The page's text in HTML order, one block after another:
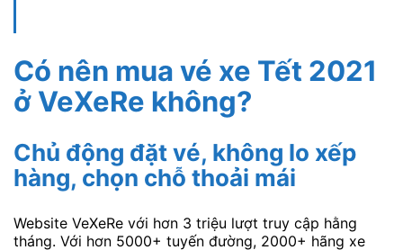
Có nên mua vé xe Tết 2021
ở VeXeRe không?
Chủ động đặt vé, không lo xếp
hàng, chọn chỗ thoải mái
Website VeXeRe với hơn 3 triệu lượt truy cập hằng
tháng. Với hơn 5000+ tuyến đường, 2000+ hãng xe